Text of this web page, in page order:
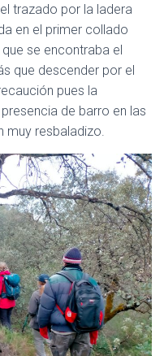
trazado por la ladera
en el primer collado
se encontraba el
que descender por el
pues la
de barro en las
muy resbaladizo.